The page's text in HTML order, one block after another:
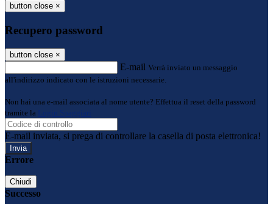
button close ×
Recupero password
button close ×
E-mail Verrà inviato un messaggio
all'indirizzo indicato con le istruzioni necessarie.
Non hai una e-mail associata al nome utente? Effettua il reset della password
tramite la
Login Spaggiari
E-mail inviata, si prega di controllare la casella di posta elettronica!
Errore
Chiudi
Successo